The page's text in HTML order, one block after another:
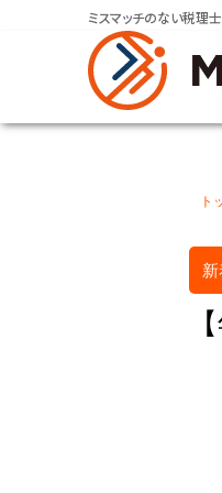
ミスマッチのない税理
ト
新